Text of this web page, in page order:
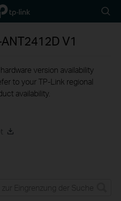
Link,
icon
V1
version availability
to your TP-Link regional
availability.